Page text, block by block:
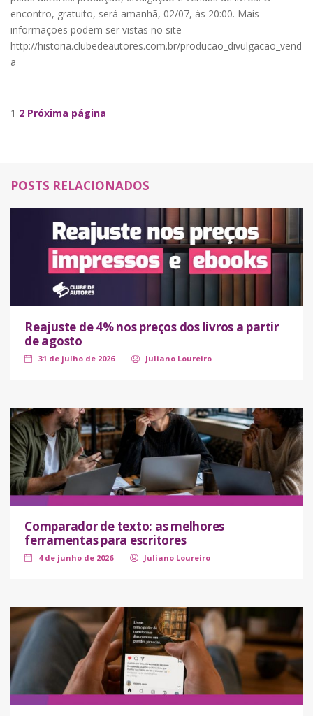
encontro, gratuito, será amanhã, 02/07, às 20:00. Mais
informações podem ser vistas no site
http://historia.clubedeautores.com.br/producao_divulgacao_vend
a
Navegação de Posts
1 2 Próxima página
POSTS RELACIONADOS
Reajuste de 4% nos preços dos livros a partir
de agosto
31 de julho de 2026 Juliano Loureiro
Comparador de texto: as melhores
ferramentas para escritores
4 de junho de 2026 Juliano Loureiro